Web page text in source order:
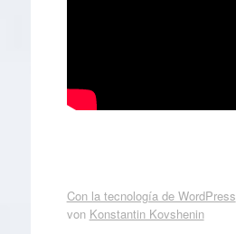
Con la tecnología de WordPress
von Konstantin Kovshenin